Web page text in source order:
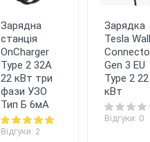
Зарядна
станція
OnCharger
Type 2 32A
22 кВт три
фази УЗО
Тип Б 6мА
Відгуки: 2
Зарядка
Tesla Wall
Gen 3 EU
Type 2 22
кВт
Відгуки: 0